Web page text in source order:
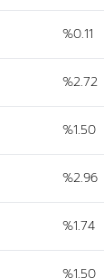
%0.11
%2.72
%1.50
%2.96
%1.74
%1.50